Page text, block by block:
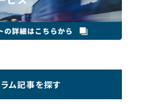
ム記事を探す